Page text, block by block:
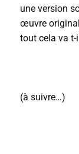
une version
œuvre
tout cela va t-
(à suivre…)